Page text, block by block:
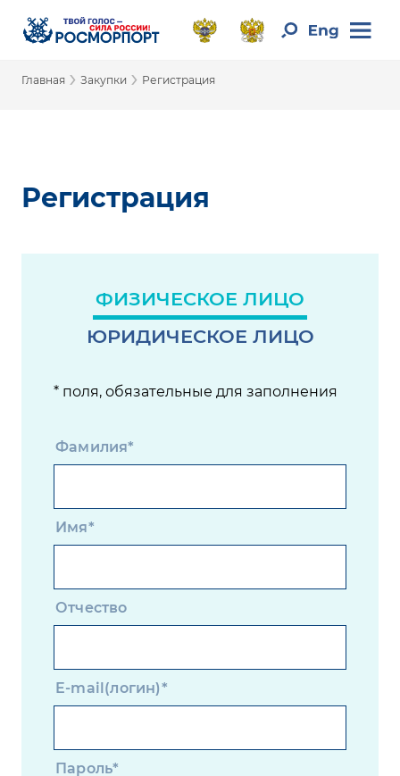
Главная › Закупки › Регистрация
Регистрация
ФИЗИЧЕСКОЕ ЛИЦО
ЮРИДИЧЕСКОЕ ЛИЦО
* поля, обязательные для заполнения
Фамилия*
Имя*
Отчество
E-mail(логин)*
Пароль*